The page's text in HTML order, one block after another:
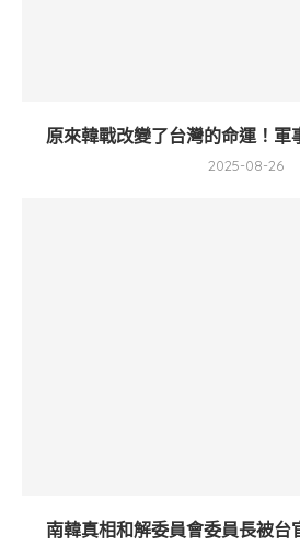
原來韓戰改變了台灣的命運！軍
2025-08-26
南韓真相和解委員會委員長被